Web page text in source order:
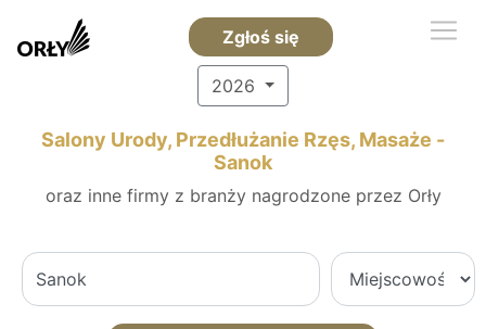
Zgłoś się
2026
Salony Urody, Przedłużanie Rzęs, Masaże -
Sanok
oraz inne firmy z branży nagrodzone przez Orły